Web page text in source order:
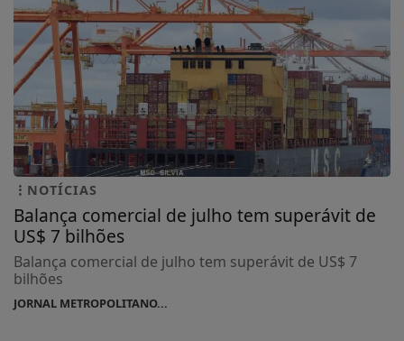
NOTÍCIAS
Balança comercial de julho tem superávit de
US$ 7 bilhões
Balança comercial de julho tem superávit de US$ 7
bilhões
JORNAL METROPOLITANO...